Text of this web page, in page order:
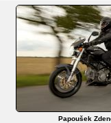
Papoušek